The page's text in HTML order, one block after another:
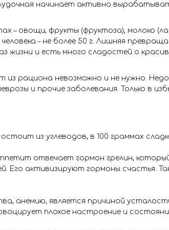
начинает активно
– овощи, фрукты (фруктоза), молоко
– не более 50 г. Лишняя
жизни и есть много сладостей о
рациона невозможно и не нужно.
и прочие заболевания. Только в
из углеводов, в 100 граммах
отвечает гормон грелин,
Его активизируют гормоны счастья.
анемию, является причиной
плохое настроение и